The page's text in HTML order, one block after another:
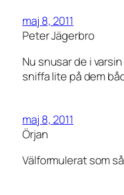
maj 8, 2011
Peter Jägerbro
Nu snusar de i
sniffa lite på dem
maj 8, 2011
Örjan
Välformulerat som